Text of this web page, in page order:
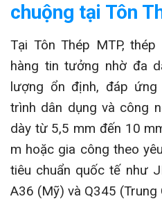
chuộng tại Tôn
Tại Tôn Thép MTP,
hàng tin tưởng nhờ đa
lượng ổn định, đáp
trình dân dụng và công
dày từ 5,5 mm đến 10
m hoặc gia công theo
tiêu chuẩn quốc tế như
A36 (Mỹ) và Q345 (Trung